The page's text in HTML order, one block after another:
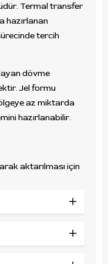
Termal transfer
hazırlanan
tercih
dövme
Jel formu
az miktarda
hazırlanabilir.
aktarılması için
ve profesyonel